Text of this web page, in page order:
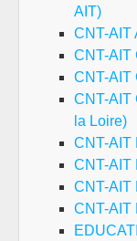
AIT)
CNT-AIT
CNT-AIT
CNT-AIT
CNT-AIT
la Loire)
CNT-AIT
CNT-AIT
CNT-AIT
CNT-AIT